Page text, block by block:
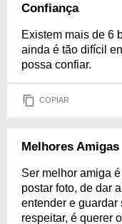
Confiança
Existem mais de 6
ainda é tão difícil
possa confiar.
COPIAR
Melhores Amigas
Ser melhor amiga
postar foto, de dar
entender e guardar
respeitar, é querer